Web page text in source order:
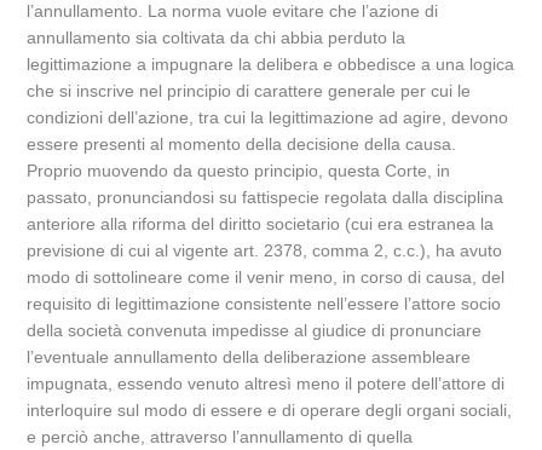
l’annullamento. La norma vuole evitare che l’azione di
annullamento sia coltivata da chi abbia perduto la
legittimazione a impugnare la delibera e obbedisce a una logica
che si inscrive nel principio di carattere generale per cui le
condizioni dell’azione, tra cui la legittimazione ad agire, devono
essere presenti al momento della decisione della causa.
Proprio muovendo da questo principio, questa Corte, in
passato, pronunciandosi su fattispecie regolata dalla disciplina
anteriore alla riforma del diritto societario (cui era estranea la
previsione di cui al vigente art. 2378, comma 2, c.c.), ha avuto
modo di sottolineare come il venir meno, in corso di causa, del
requisito di legittimazione consistente nell’essere l’attore socio
della società convenuta impedisse al giudice di pronunciare
l’eventuale annullamento della deliberazione assembleare
impugnata, essendo venuto altresì meno il potere dell’attore di
interloquire sul modo di essere e di operare degli organi sociali,
e perciò anche, attraverso l’annullamento di quella